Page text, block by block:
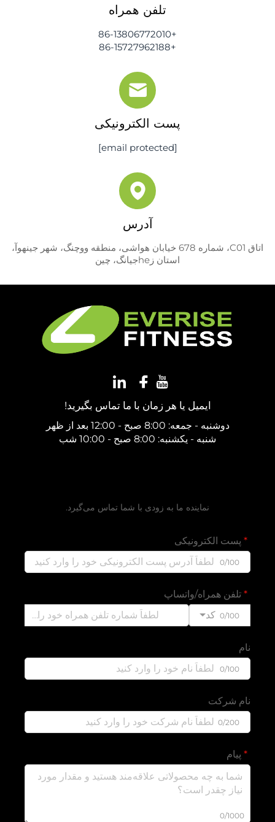
تلفن همراه
پست الکترونیکی
آدرس
اتاق C01، شماره 678 خیابان هواشی، منطقه ووچنگ، شهر جینهوآ،
استان زheجیانگ، چین
ایمیل یا هر زمان با ما تماس بگیرید!
دوشنبه - جمعه: 8:00 صبح - 12:00 بعد از ظهر
شنبه - یکشنبه: 8:00 صبح - 10:00 شب
نماینده ما به زودی با شما تماس می‌گیرد.
پست الکترونیکی
تلفن همراه/واتساپ
کد
نام شرکت
0/1000